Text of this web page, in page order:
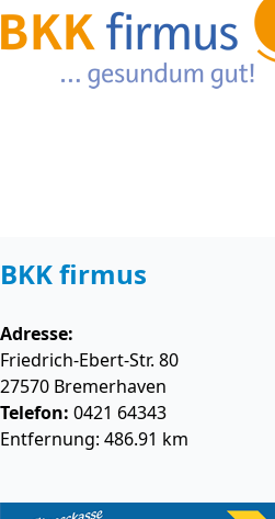
BKK firmus
Adresse:
Friedrich-Ebert-Str. 80
27570 Bremerhaven
Telefon: 0421 64343
Entfernung: 486.91 km